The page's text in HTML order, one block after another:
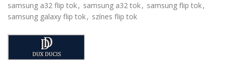
samsung a32 flip tok, samsung a32 tok, samsung flip tok,
samsung galaxy flip tok, színes flip tok